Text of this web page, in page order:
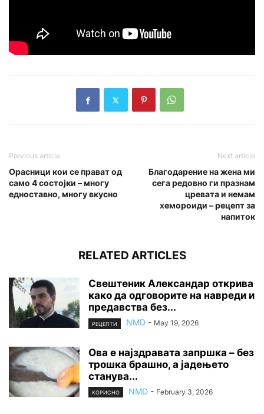
Previous article
Орасници кои се прават од
само 4 состојки – многу
едноставно, многу вкусно
Next article
Благодарение на жена ми
сега редовно ги празнам
цревата и немам
хемороиди – рецепт за
напиток
RELATED ARTICLES
Свештеник Александар открива
како да одговорите на навреди и
предавства без...
РЕЦЕПТИ NMD - May 19, 2026
Ова е најздравата запршка – без
трошка брашно, а јадењето
станува...
КОРИСНО NMD - February 3, 2026